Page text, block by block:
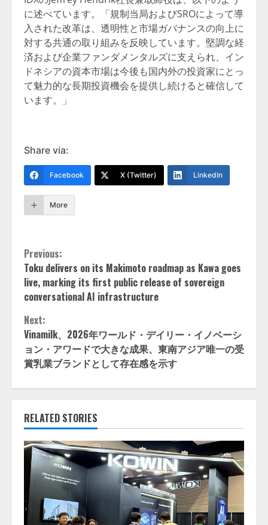
に述べています。「規制当局およびSROによって導
入された改革は、透明性と市場ガバナンスの向上に
対する共通の取り組みを反映しています。堅調な経
済および企業ファンダメンタルズに支えられ、イン
ドネシアの資本市場は今後も国内外の投資家にとっ
て魅力的な長期投資機会を提供し続けると確信して
います。」
Share via:
Facebook X (Twitter) LinkedIn
More
Continue
Reading
Previous:
Toku delivers on its Makimoto roadmap as Kawa goes
live, marking its first public release of sovereign
conversational AI infrastructure
Next:
Vinamilk、2026年ワールド・デイリー・イノベーシ
ョン・アワードで大きな成果、東南アジア唯一の受
賞乳業ブランドとして存在感を示す
RELATED STORIES